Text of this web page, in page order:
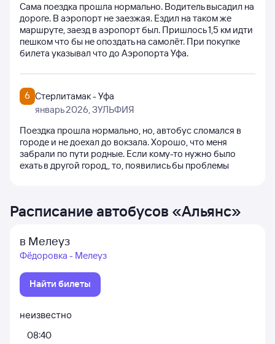
Расписание автобусов «Альянс»
в Мелеуз
Фёдоровка - Мелеуз
Найти билеты
неизвестно
08:40
Сама поездка прошла нормально. Водитель высадил на
дороге. В аэропорт не заезжая. Ездил на таком же
маршруте, заезд в аэропорт был. Пришлось 1,5 км идти
пешком что бы не опоздать на самолёт. При покупке
билета указывал что до Аэропорта Уфа.
6 Стерлитамак - Уфа
январь 2026, ЗУЛЬФИЯ
Поездка прошла нормально, но, автобус сломался в
городе и не доехал до вокзала. Хорошо, что меня
забрали по пути родные. Если кому-то нужно было
ехать в другой город,, то, появились бы проблемы